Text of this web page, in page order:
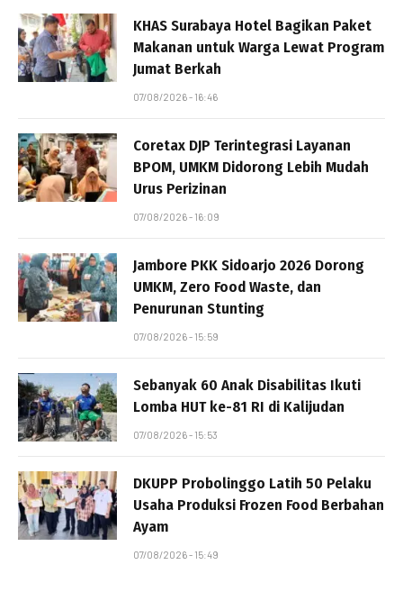
KHAS Surabaya Hotel Bagikan Paket
Makanan untuk Warga Lewat Program
Jumat Berkah
07/08/2026 - 16:46
Coretax DJP Terintegrasi Layanan
BPOM, UMKM Didorong Lebih Mudah
Urus Perizinan
07/08/2026 - 16:09
Jambore PKK Sidoarjo 2026 Dorong
UMKM, Zero Food Waste, dan
Penurunan Stunting
07/08/2026 - 15:59
Sebanyak 60 Anak Disabilitas Ikuti
Lomba HUT ke-81 RI di Kalijudan
07/08/2026 - 15:53
DKUPP Probolinggo Latih 50 Pelaku
Usaha Produksi Frozen Food Berbahan
Ayam
07/08/2026 - 15:49